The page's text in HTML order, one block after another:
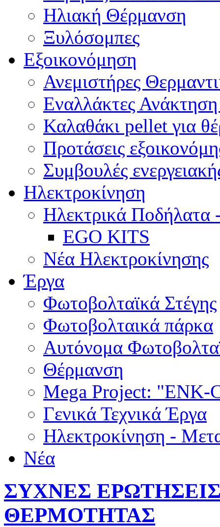
Ηλιακή Θέρμανση
Ξυλόσομπες
Εξοικονόμηση
Ανεμιστήρες
Εναλλάκτες
Καλαθάκι pellet για
Προτάσεις
Συμβουλές
Ηλεκτροκίνηση
Ηλεκτρικά Ποδήλατα
EGO KITS
Νέα Ηλεκτροκίνησης
Έργα
Φωτοβολταϊκά Στέγης
Φωτοβολταικά πάρκα
Αυτόνομα
Θέρμανση
Mega Project: "ENK-
Γενικά Τεχνικά Έργα
Ηλεκτροκίνηση -
Νέα
ΣΥΧΝΕΣ
ΘΕΡΜΟΤΗΤΑΣ